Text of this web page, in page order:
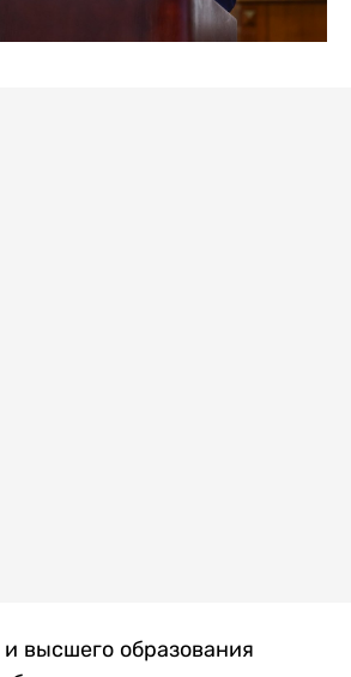
высшего образования